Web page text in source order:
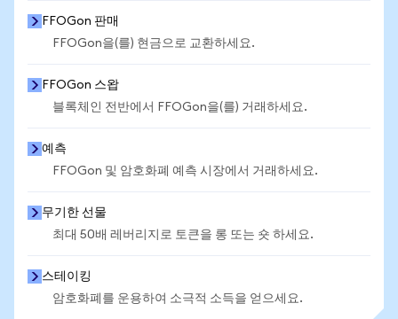
FFOGon 판매
FFOGon을(를) 현금으로 교환하세요.
FFOGon 스왑
블록체인 전반에서 FFOGon을(를) 거래하세요.
예측
FFOGon 및 암호화폐 예측 시장에서 거래하세요.
무기한 선물
최대 50배 레버리지로 토큰을 롱 또는 숏 하세요.
스테이킹
암호화폐를 운용하여 소극적 소득을 얻으세요.